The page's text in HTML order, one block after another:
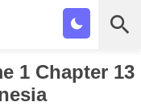
1 Chapter 13